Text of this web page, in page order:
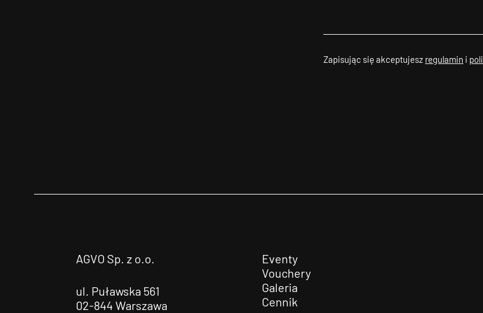
Zapisując się akceptujesz regulamin i
AGVO Sp. z o.o.
ul. Puławska 561
02-844 Warszawa
Eventy
Vouchery
Galeria
Cennik